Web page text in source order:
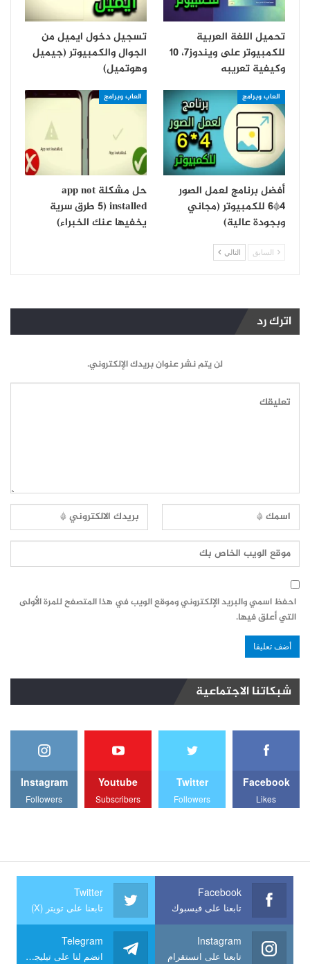
تحميل اللغة العربية
للكمبيوتر على ويندوز7، 10
وكيفية تعريبه
تسجيل دخول ايميل من
الجوال والكمبيوتر (جيميل
وهوتميل)
العاب وبرامج
أفضل برنامج لعمل الصور
4*6 للكمبيوتر (مجاني
وبجودة عالية)
العاب وبرامج
حل مشكلة app not
installed (5 طرق سرية
يخفيها عنك الخبراء)
السابق التالي
اترك رد
لن يتم نشر عنوان بريدك الإلكتروني.
احفظ اسمي والبريد الإلكتروني وموقع الويب في هذا المتصفح للمرة الأولى
التي أعلق فيها.
شبكاتنا الاجتماعية
Facebook
Likes
Twitter
Followers
Youtube
Subscribers
Instagram
Followers
Facebook
تابعنا على فيسبوك
Twitter
تابعنا على تويتر (X)
Instagram
تابعنا على انستقرام
Telegram
انضم لنا على تيليجرام